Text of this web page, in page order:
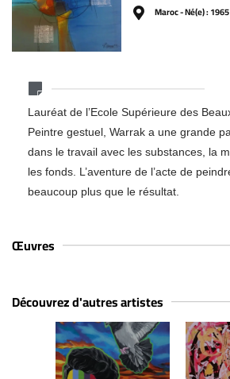
Maroc - Né(e) :
Lauréat de l’Ecole Supérieure des
Peintre gestuel, Warrak a une grande
dans le travail avec les substances, la
les fonds. L’aventure de l’acte de
beaucoup plus que le résultat.
Œuvres
Découvrez d'autres artistes